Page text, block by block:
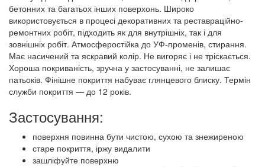
бетонних та багатьох інших поверхонь. Широко
використовується в процесі декоративних та реставраційно-
ремонтних робіт, підходить як для внутрішніх, так і для
зовнішніх робіт. Атмосферостійка до УФ-променів, стирання.
Має насичений та яскравий колір. Не вигоряє і не тріскається.
Хороша покриваність, зручна у застосуванні, не залишає
патьоків. Фінішне покриття набуває глянцевого блиску. Термін
служби покриття — до 12 років.
Застосування:
поверхня повинна бути чистою, сухою та знежиреною
старе покриття, іржу видалити
зашліфуйте поверхню